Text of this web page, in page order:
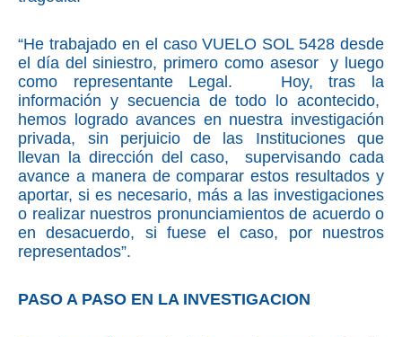
“He trabajado en el caso VUELO SOL 5428 desde
el día del siniestro, primero como asesor y luego
como representante Legal. Hoy, tras la
información y secuencia de todo lo acontecido,
hemos logrado avances en nuestra investigación
privada, sin perjuicio de las Instituciones que
llevan la dirección del caso, supervisando cada
avance a manera de comparar estos resultados y
aportar, si es necesario, más a las investigaciones
o realizar nuestros pronunciamientos de acuerdo o
en desacuerdo, si fuese el caso, por nuestros
representados”.
PASO A PASO EN LA INVESTIGACION